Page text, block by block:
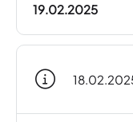
19.02.2025